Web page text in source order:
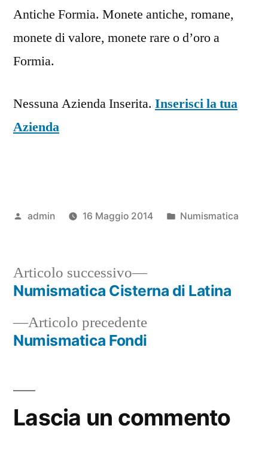
Antiche Formia. Monete antiche, romane,
monete di valore, monete rare o d’oro a
Formia.
Nessuna Azienda Inserita. Inserisci la tua
Azienda
Pubblicato
admin 16 Maggio 2014
Pubblicato
Numismatica
Navigazione
articoli
Articolo precedenteArticolo
Numismatica Fondi
Articolo successivo
Articolo
successivo:
Numismatica Cisterna di Latina
Lascia un commento